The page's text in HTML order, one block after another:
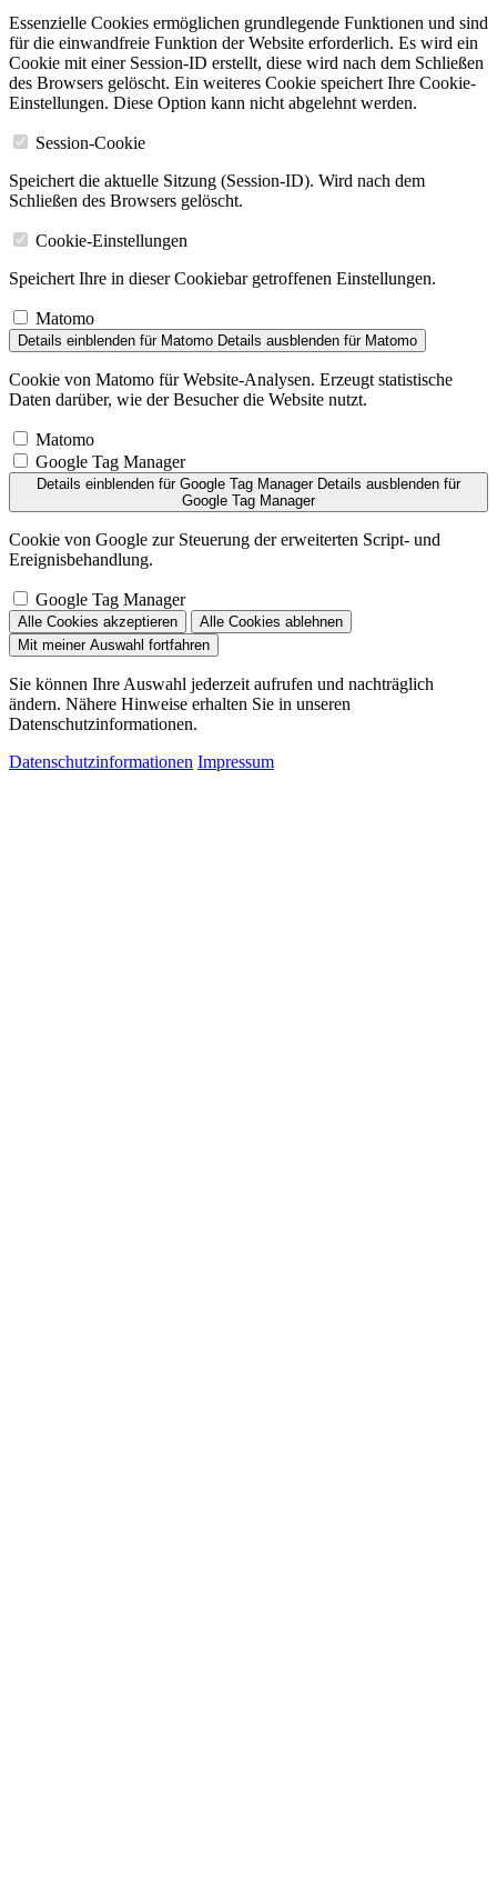
Essenzielle Cookies ermöglichen grundlegende Funktionen und sind
für die einwandfreie Funktion der Website erforderlich. Es wird ein
Cookie mit einer Session-ID erstellt, diese wird nach dem Schließen
des Browsers gelöscht. Ein weiteres Cookie speichert Ihre Cookie-
Einstellungen. Diese Option kann nicht abgelehnt werden.
Session-Cookie
Speichert die aktuelle Sitzung (Session-ID). Wird nach dem
Schließen des Browsers gelöscht.
Cookie-Einstellungen
Speichert Ihre in dieser Cookiebar getroffenen Einstellungen.
Matomo
Details einblenden für Matomo Details ausblenden für Matomo
Cookie von Matomo für Website-Analysen. Erzeugt statistische
Daten darüber, wie der Besucher die Website nutzt.
Matomo
Google Tag Manager
Details einblenden für Google Tag Manager Details ausblenden für
Google Tag Manager
Cookie von Google zur Steuerung der erweiterten Script- und
Ereignisbehandlung.
Google Tag Manager
Alle Cookies akzeptieren
Alle Cookies ablehnen
Mit meiner Auswahl fortfahren
Sie können Ihre Auswahl jederzeit aufrufen und nachträglich
ändern. Nähere Hinweise erhalten Sie in unseren
Datenschutzinformationen.
Datenschutzinformationen Impressum